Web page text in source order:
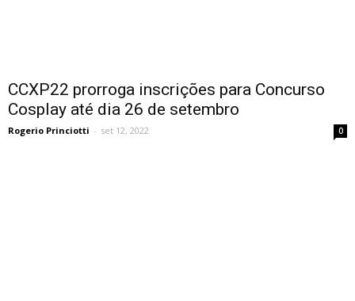
CCXP22 prorroga inscrições para Concurso
Cosplay até dia 26 de setembro
Rogerio Princiotti - set 12, 2022 0